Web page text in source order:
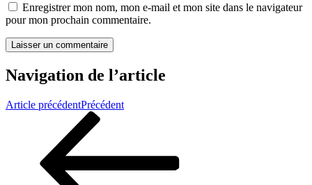
Enregistrer mon nom, mon e-mail et mon site dans le navigateur
pour mon prochain commentaire.
Navigation de l’article
Article précédentPrécédent